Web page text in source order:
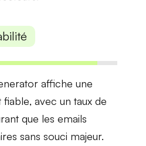
affiche une
fiable, avec un taux de
que les emails
sans souci majeur.